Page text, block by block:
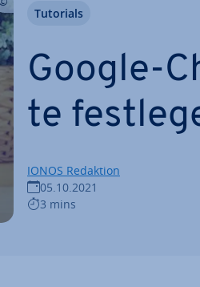
Google-
te
IONOS Redaktion
05.10.2021
3 mins
Tutorials